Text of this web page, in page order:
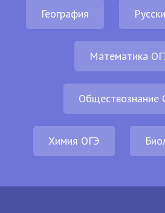
География
Математика
Обществознание
Химия ОГЭ